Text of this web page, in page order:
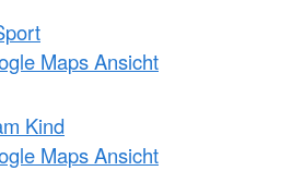
Maps Ansicht
Kind
Maps Ansicht